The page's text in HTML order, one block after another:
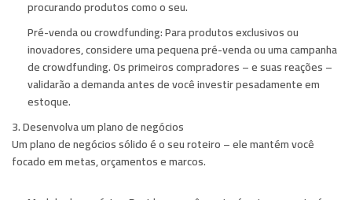
procurando produtos como o seu.
Pré-venda ou crowdfunding:Para produtos exclusivos ou
inovadores, considere uma pequena pré-venda ou uma campanha
de crowdfunding. Os primeiros compradores – e suas reações –
validarão a demanda antes de você investir pesadamente em
estoque.
3. Desenvolva um plano de negócios
Um plano de negócios sólido é o seu roteiro – ele mantém você
focado em metas, orçamentos e marcos.